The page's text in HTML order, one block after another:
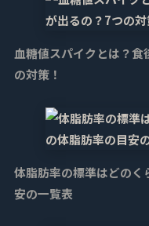
血糖値スパイクとは？
の対策！
体脂肪率の標準はどのく
安の一覧表